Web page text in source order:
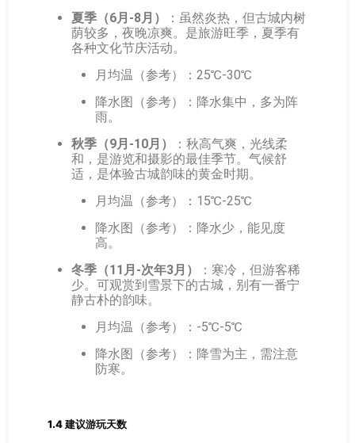
夏季（6月-8月）
：虽然炎热，但古城内树
荫较多，夜晚凉爽。是旅游旺季，夏季有
各种文化节庆活动。
月均温（参考）：25℃-30℃
降水图（参考）：降水集中，多为阵
雨。
秋季（9月-10月）
：秋高气爽，光线柔
和，是游览和摄影的最佳季节。气候舒
适，是体验古城韵味的黄金时期。
月均温（参考）：15℃-25℃
降水图（参考）：降水少，能见度
高。
冬季（11月-次年3月）
：寒冷，但游客稀
少。可观赏到雪景下的古城，别有一番宁
静古朴的韵味。
月均温（参考）：-5℃-5℃
降水图（参考）：降雪为主，需注意
防寒。
1.4 建议游玩天数